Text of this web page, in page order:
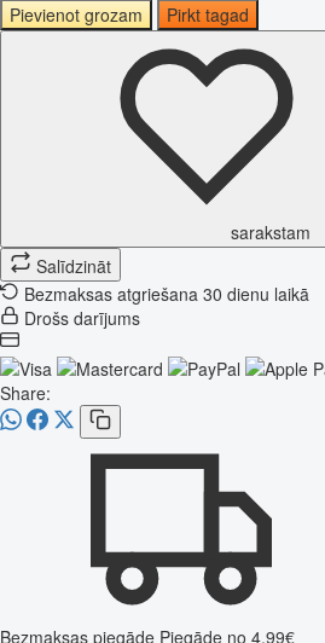
Pievienot grozam
Pirkt tagad
sarakstam
Salīdzināt
Bezmaksas atgriešana 30 dienu laikā
Drošs darījums
Share:
Bezmaksas piegāde Piegāde no 4,99€